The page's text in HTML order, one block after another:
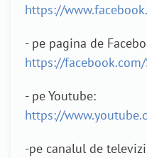
https://
- pe pagina de
https://
- pe Youtube:
https://
-pe canalul de